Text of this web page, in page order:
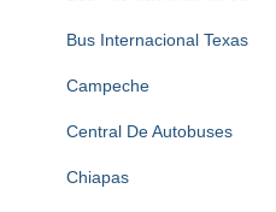
Bus Internacional Texas
Campeche
Central De Autobuses
Chiapas